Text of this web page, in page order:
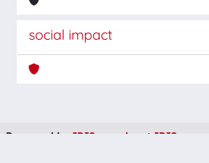
social impact
Powered by IRIS about IRIS